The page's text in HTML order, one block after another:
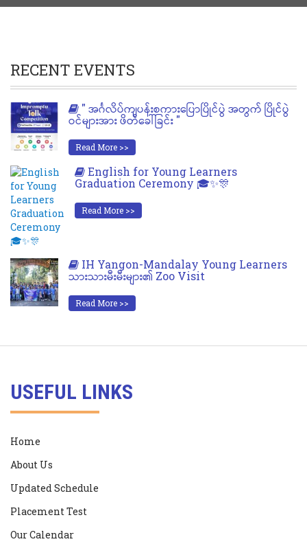
RECENT EVENTS
" အင်္ဂလိပ်ကျပန်းစကားပြောပြိုင်ပွဲ အတွက် ပြိုင်ပွဲ
ဝင်များအား ဖိတ်ခေါ်ခြင်း "
Read More >>
English for Young Learners
Graduation Ceremony 🎓✨🎊
Read More >>
IH Yangon-Mandalay Young Learners
သားသားမီးမီးများ၏ Zoo Visit
Read More >>
USEFUL LINKS
Home
About Us
Updated Schedule
Placement Test
Our Calendar